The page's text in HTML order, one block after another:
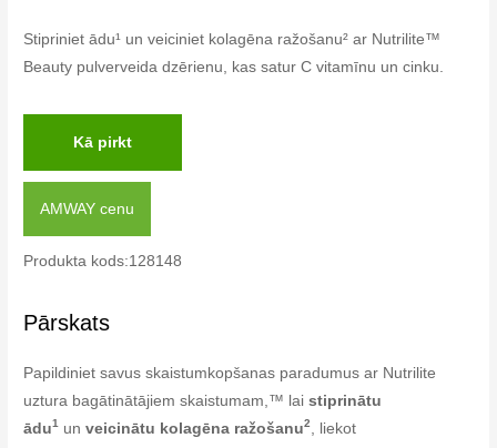
Stipriniet ādu¹ un veiciniet kolagēna ražošanu² ar Nutrilite™
Beauty pulverveida dzērienu, kas satur C vitamīnu un cinku.
Kā pirkt
AMWAY cenu
Produkta kods:128148
Pārskats
Papildiniet savus skaistumkopšanas paradumus ar Nutrilite
uztura bagātinātājiem skaistumam,™ laistiprinātu
ādu1 unveicinātu kolagēna ražošanu2
, liekot